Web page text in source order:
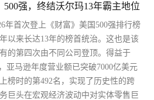
强，终结沃尔玛13年霸主地位
年首次登上《财富》美国500强排行榜
以来长达13年的榜首统治。这也是该
的第四次由不同公司登顶。得益于
亚马逊年度营业额已突破7000亿美元
榜时的第492名，实现了历史性的跨
巨头在宏观经济波动中对实体零售巨